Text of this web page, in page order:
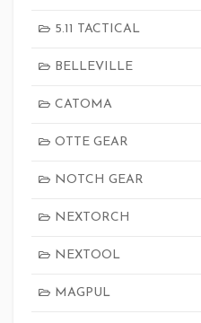
5.11 TACTICAL
BELLEVILLE
CATOMA
OTTE GEAR
NOTCH GEAR
NEXTORCH
NEXTOOL
MAGPUL